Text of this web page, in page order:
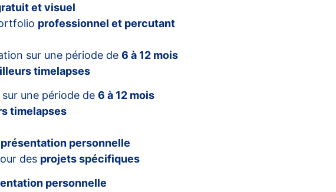
et visuel
professionnel et percutant
sur une période de 6 à 12 mois
timelapses
une période de 6 à 12 mois
timelapses
présentation personnelle
des projets spécifiques
personnelle